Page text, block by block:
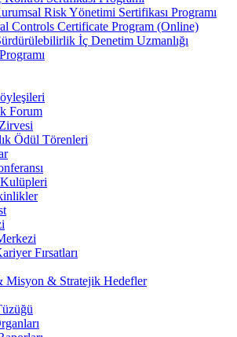
Risk Yönetimi Sertifikası Programı
Controls Certificate Program (Online)
İç Denetim Uzmanlığı
Forum
Ödül Törenleri
Fırsatları
Misyon & Stratejik Hedefler